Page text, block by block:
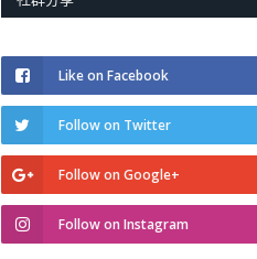
Like on Facebook
Follow on Twitter
Follow on Google+
Follow on Instagram